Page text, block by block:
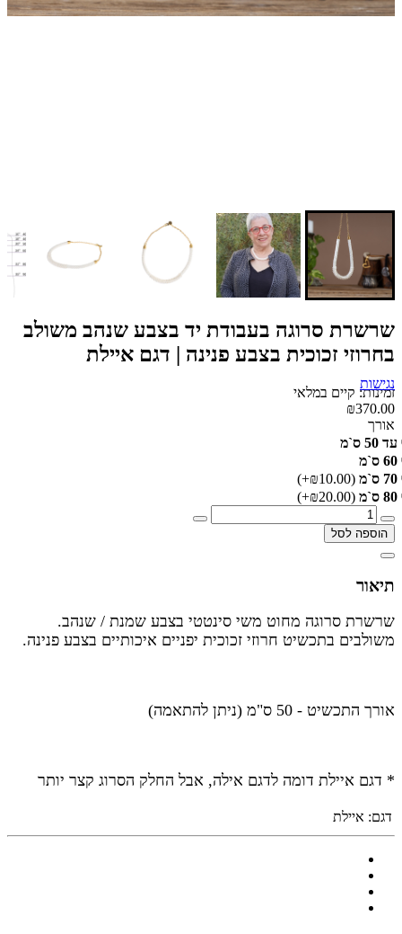
שרשרת סרוגה בעבודת יד בצבע שנהב משולב
בחרוזי זכוכית בצבע פנינה | דגם איילת
זמינות: קיים במלאי
₪370.00
אורך
עד 50 ס`מ
60 ס`מ
70 ס`מ
(₪10.00+)
80 ס`מ
(₪20.00+)
הוספה לסל
תיאור
שרשרת סרוגה מחוט משי סינטטי בצבע שמנת / שנהב.
משולבים בתכשיט חרוזי זכוכית יפניים איכותיים בצבע פנינה.
אורך התכשיט - 50 ס"מ (ניתן להתאמה)
* דגם איילת דומה לדגם אילה, אבל החלק הסרוג קצר יותר
דגם: איילת
נגישות